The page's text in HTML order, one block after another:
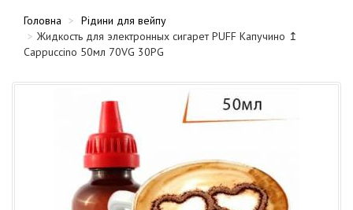
Головна
Рідини для вейпу
Жидкость для электронных сигарет PUFF Капучино ↥
Cappuccino 50мл 70VG 30PG